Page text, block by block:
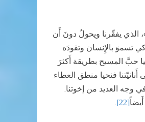
الذي يفقّرنا ويحولُ دونَ أَن
كي تسموَ بالإِنسان وتقودَه
حبَّ المسيح بطريقة أَكثرَ
فنحيا منطق العطاء
وجه العديد من إخوتنا.
[22]
.